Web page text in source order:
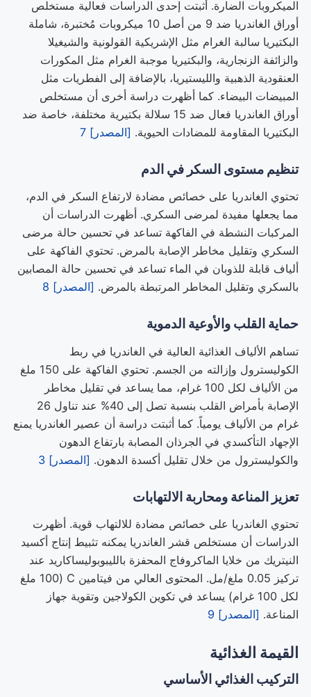
الميكروبات الضارة. أثبتت إحدى الدراسات فعالية مستخلص
أوراق الغاندريا ضد 9 من أصل 10 ميكروبات مُختبرة، شاملة
البكتيريا سالبة الغرام مثل الإشريكية القولونية والشيغيلا
والزائفة الزنجارية، والبكتيريا موجبة الغرام مثل المكورات
العنقودية الذهبية والليستيريا، بالإضافة إلى الفطريات مثل
المبيضات البيضاء. كما أظهرت دراسة أخرى أن مستخلص
أوراق الغاندريا فعال ضد 15 سلالة بكتيرية مختلفة، خاصة ضد
البكتيريا المقاومة للمضادات الحيوية. [المصدر] 7
تنظيم مستوى السكر في الدم
تحتوي الغاندريا على خصائص مضادة لارتفاع السكر في الدم،
مما يجعلها مفيدة لمرضى السكري. أظهرت الدراسات أن
المركبات النشطة في الفاكهة تساعد في تحسين حالة مرضى
السكري وتقليل مخاطر الإصابة بالمرض. تحتوي الفاكهة على
ألياف قابلة للذوبان في الماء تساعد في تحسين حالة المصابين
بالسكري وتقليل المخاطر المرتبطة بالمرض. [المصدر] 8
حماية القلب والأوعية الدموية
تساهم الألياف الغذائية العالية في الغاندريا في ربط
الكوليسترول وإزالته من الجسم. تحتوي الفاكهة على 150 ملغ
من الألياف لكل 100 غرام، مما يساعد في تقليل مخاطر
الإصابة بأمراض القلب بنسبة تصل إلى 40% عند تناول 26
غرام من الألياف يومياً. كما أثبتت دراسة أن عصير الغاندريا يمنع
الإجهاد التأكسدي في الجرذان المصابة بارتفاع الدهون
والكوليسترول من خلال تقليل أكسدة الدهون. [المصدر] 3
تعزيز المناعة ومحاربة الالتهابات
تحتوي الغاندريا على خصائص مضادة للالتهاب قوية. أظهرت
الدراسات أن مستخلص قشر الغاندريا يمكنه تثبيط إنتاج أكسيد
النيتريك من خلايا الماكروفاج المحفزة بالليبوبوليساكاريد عند
تركيز 0.05 ملغ/مل. المحتوى العالي من فيتامين C (100 ملغ
لكل 100 غرام) يساعد في تكوين الكولاجين وتقوية جهاز
المناعة. [المصدر] 9
القيمة الغذائية
التركيب الغذائي الأساسي